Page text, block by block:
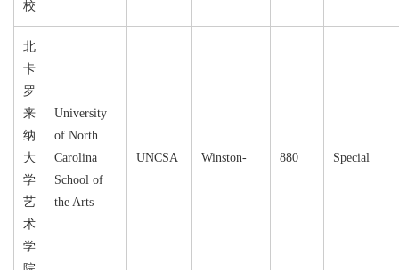
校
北
卡
罗
来
纳
大
学
艺
术
学
University
of North
Carolina
School of
the Arts
UNCSA Winston- 880 Special